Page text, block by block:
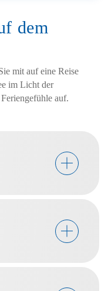
dem
mit auf eine Reise
im Licht der
auf.